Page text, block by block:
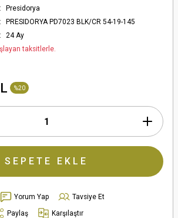
Presidorya
PRESIDORYA PD7023 BLK/CR 54-19-145
24 Ay
taksitlerle.
%20
SEPETE EKLE
Yorum Yap
Tavsiye Et
Paylaş Karşılaştır